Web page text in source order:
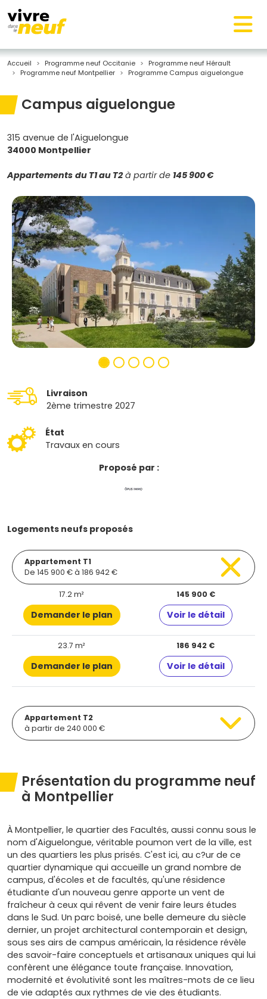
Accueil Programme neuf Occitanie
Programme neuf Hérault
Programme neuf Montpellier
Programme Campus aiguelongue
Campus aiguelongue
315 avenue de l'Aiguelongue
34000 Montpellier
Appartements du T1 au T2 à partir de 145 900 €
Livraison
2ème trimestre 2027
État
Travaux en cours
Proposé par :
Logements neufs proposés
Appartement T1
De 145 900 € à 186 942 €
17.2 m² 145 900 €
Demander le plan Voir le détail
23.7 m² 186 942 €
Demander le plan Voir le détail
Appartement T2
à partir de 240 000 €
Présentation du programme neuf
à Montpellier
À Montpellier, le quartier des Facultés, aussi connu sous le
nom d'Aiguelongue, véritable poumon vert de la ville, est
un des quartiers les plus prisés. C'est ici, au c?ur de ce
quartier dynamique qui accueille un grand nombre de
campus, d'écoles et de facultés, qu'une résidence
étudiante d'un nouveau genre apporte un vent de
fraîcheur à ceux qui rêvent de venir faire leurs études
dans le Sud. Un parc boisé, une belle demeure du siècle
dernier, un projet architectural contemporain et design,
sous ses airs de campus américain, la résidence révèle
des savoir-faire conceptuels et artisanaux uniques qui lui
confèrent une élégance toute française. Innovation,
modernité et évolutivité sont les maîtres-mots de ce lieu
de vie adaptés aux rythmes de vie des étudiants.